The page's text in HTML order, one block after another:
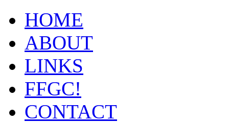
HOME
ABOUT
LINKS
FFGC!
CONTACT